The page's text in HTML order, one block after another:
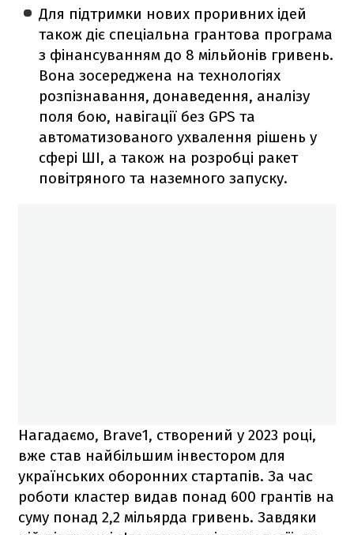
Для підтримки нових проривних ідей
також діє спеціальна грантова програма
з фінансуванням до 8 мільйонів гривень.
Вона зосереджена на технологіях
розпізнавання, донаведення, аналізу
поля бою, навігації без GPS та
автоматизованого ухвалення рішень у
сфері ШІ, а також на розробці ракет
повітряного та наземного запуску.
Нагадаємо, Brave1, створений у 2023 році,
вже став найбільшим інвестором для
українських оборонних стартапів. За час
роботи кластер видав понад 600 грантів на
суму понад 2,2 мільярда гривень. Завдяки